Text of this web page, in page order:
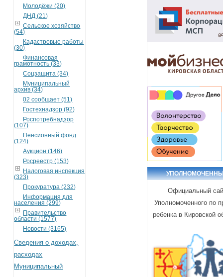
Молодёжи (20)
ДНД (21)
Сельское хозяйство
(54)
Кадастровые работы
(30)
Финансовая
грамотность (33)
Соцзащита (34)
Муниципальный
архив (34)
02 сообщает (51)
Гостехнадзор (92)
Роспотребнадзор
(107)
Пенсионный фонд
(124)
Аукцион (146)
Росреестр (153)
Налоговая инспекция
(323)
Прокуратура (232)
Информация для
населения (299)
Правительство
области (1577)
Новости (3165)
Сведения о доходах,
расходах
Муниципальный
Официальный
Уполномоченного по
ребенка в Кировской